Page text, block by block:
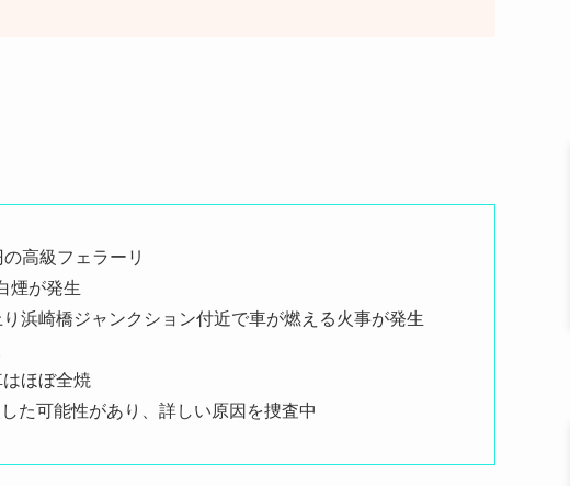
高級フェラーリ
煙が発生
浜崎橋ジャンクション付近で車が燃える火事が発生
ほぼ全焼
た可能性があり、詳しい原因を捜査中